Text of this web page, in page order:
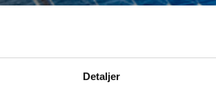
Detaljer